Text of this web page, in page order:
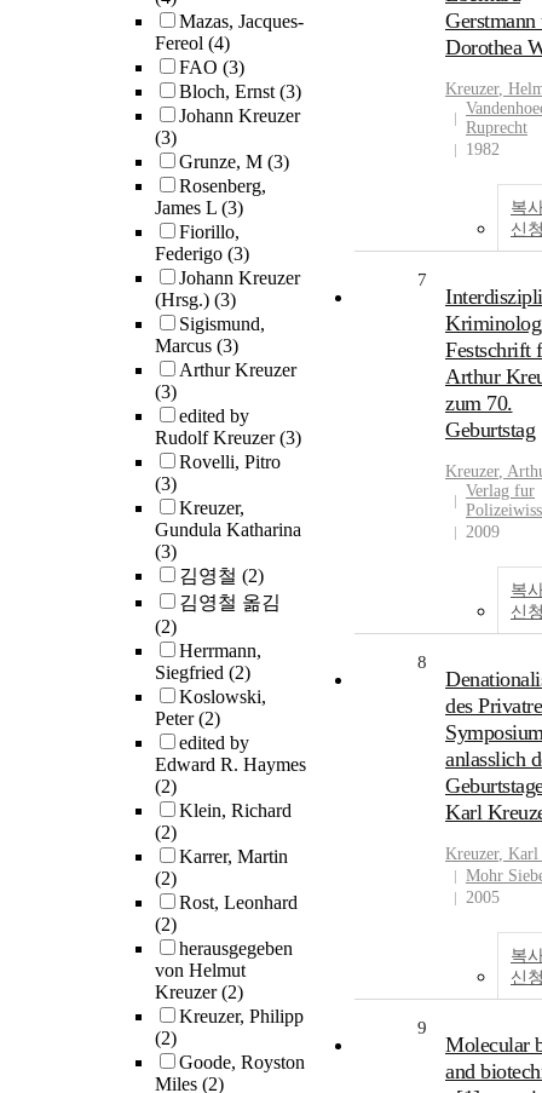
Mazas, Jacques-
Fereol (4)
FAO (3)
Bloch, Ernst(3)
Johann Kreuzer
(3)
Grunze, M (3)
Rosenberg,
James L (3)
Fiorillo,
Federigo (3)
Johann Kreuzer
(Hrsg.) (3)
Sigismund,
Marcus (3)
Arthur Kreuzer
(3)
edited by
Rudolf Kreuzer(3)
Rovelli, Pitro
(3)
Kreuzer,
Gundula Katharina
(3)
김영철 (2)
김영철 옮김
(2)
Herrmann,
Siegfried (2)
Koslowski,
Peter(2)
edited by
Edward R. Haymes
(2)
Klein, Richard
(2)
Karrer, Martin
(2)
Rost, Leonhard
(2)
herausgegeben
von Helmut
Kreuzer(2)
Kreuzer, Philipp
(2)
Goode, Royston
Miles (2)
Gerstmann
Dorothea
Kreuzer,
Ruprecht
1982
복
신
7
Festschrift
Arthur
zum 70.
Geburtstag
Kreuzer,
Verlag fur
2009
복
신
8
des
anlasslich
Karl
Kreuzer, Karl
Mohr
2005
복
신
9
Molecular
and